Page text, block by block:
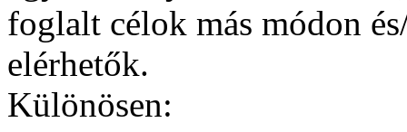
foglalt célok más módon
elérhetők.
Különösen: